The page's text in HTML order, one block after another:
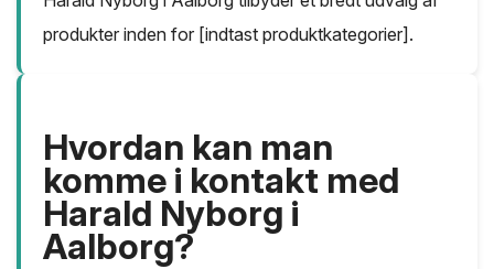
produkter inden for [indtast produktkategorier].
Hvordan kan man
komme i kontakt med
Harald Nyborg i
Aalborg?